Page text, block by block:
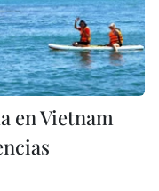
en Vietnam